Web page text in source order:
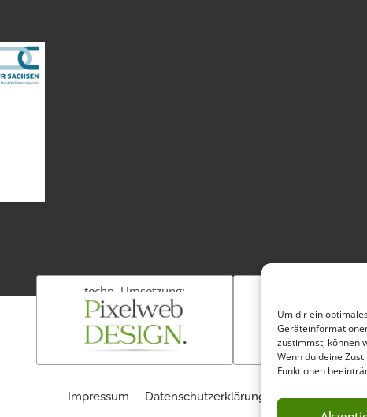
Um dir ein
zustimmst, können
Wenn du deine
Funktionen
techn. Umsetzung:
Impressum Datenschutzerklärung Cookie-